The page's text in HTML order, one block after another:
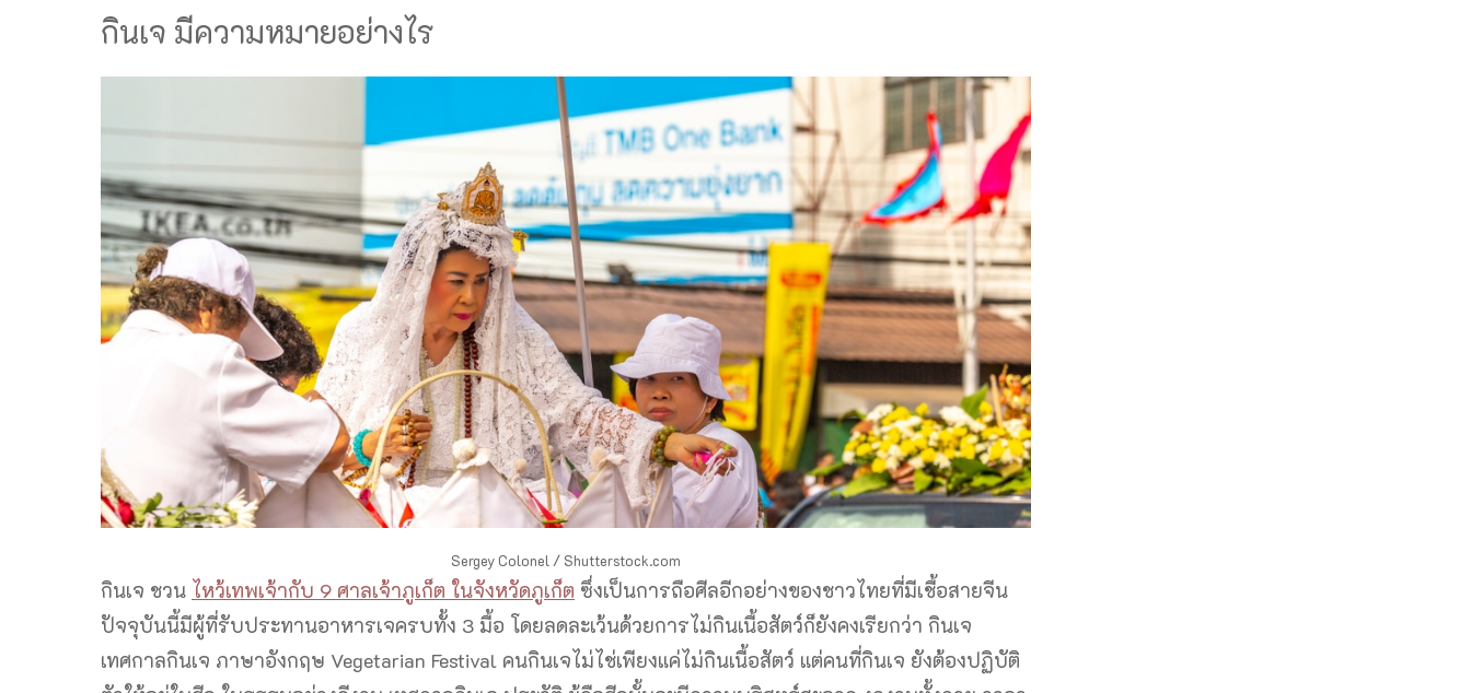
กินเจ มีความหมายอย่างไร
Sergey Colonel / Shutterstock.com
กินเจ ชวน ไหว้เทพเจ้ากับ 9 ศาลเจ้าภูเก็ต ในจังหวัดภูเก็ต ซึ่งเป็นการถือศีลอีกอย่างของชาวไทยที่มีเชื้อสายจีน
ปัจจุบันนี้มีผู้ที่รับประทานอาหารเจครบทั้ง 3 มื้อ โดยลดละเว้นด้วยการไม่กินเนื้อสัตว์ก็ยังคงเรียกว่า กินเจ
เทศกาลกินเจ ภาษาอังกฤษ Vegetarian Festival คนกินเจไม่ไช่เพียงแค่ไม่กินเนื้อสัตว์ แต่คนที่กินเจ ยังต้องปฏิบัติ